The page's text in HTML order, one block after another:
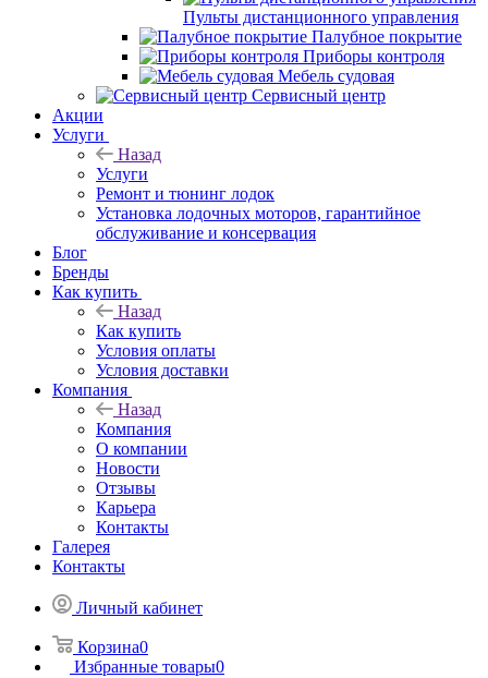
Пульты дистанционного управления
Палубное покрытие
Приборы контроля
Мебель судовая
Сервисный центр
Акции
Услуги
Назад
Услуги
Ремонт и тюнинг лодок
Установка лодочных моторов, гарантийное
обслуживание и консервация
Блог
Бренды
Как купить
Назад
Как купить
Условия оплаты
Условия доставки
Компания
Назад
Компания
О компании
Новости
Отзывы
Карьера
Контакты
Галерея
Контакты
Личный кабинет
Корзина0
Избранные товары0